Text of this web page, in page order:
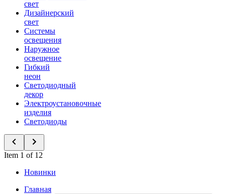
свет
Дизайнерский
свет
Системы
освещения
Наружное
освещение
Гибкий
неон
Светодиодный
декор
Электроустановочные
изделия
Светодиоды
Item 1 of 12
Новинки
Главная